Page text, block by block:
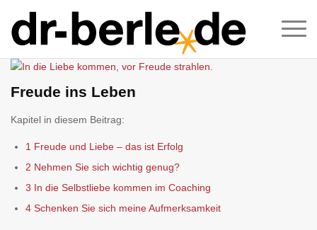
Freude ins Leben
Kapitel in diesem Beitrag:
1 Freude und Liebe – das ist Erfolg
2 Nehmen Sie sich wichtig genug?
3 In die Selbstliebe kommen im Coaching
4 Schenken Sie sich meine Aufmerksamkeit